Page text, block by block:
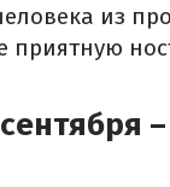
из
приятную
–